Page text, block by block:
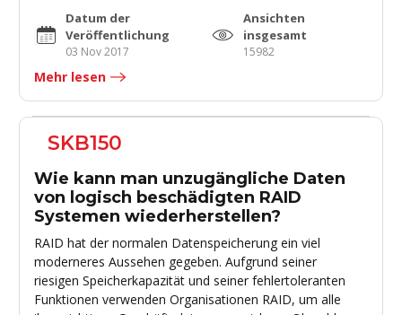
Datum der
Veröffentlichung
03 Nov 2017
Ansichten
insgesamt
15982
Mehr lesen
SKB150
Wie kann man unzugängliche Daten
von logisch beschädigten RAID
Systemen wiederherstellen?
RAID hat der normalen Datenspeicherung ein viel
moderneres Aussehen gegeben. Aufgrund seiner
riesigen Speicherkapazität und seiner fehlertoleranten
Funktionen verwenden Organisationen RAID, um alle